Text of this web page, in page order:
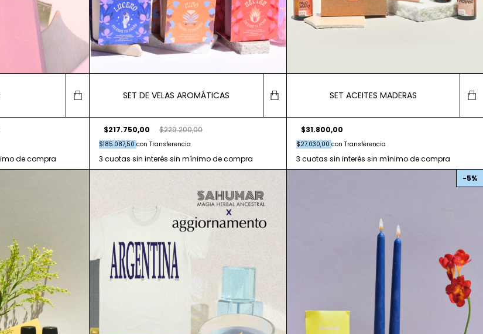
SET DE VELAS AROMÁTICAS
$217.750,00 $229.200,00
$185.087,50 con Transferencia
SET ACEITES MADERAS
$31.800,00
$27.030,00 con Transferencia
-5%